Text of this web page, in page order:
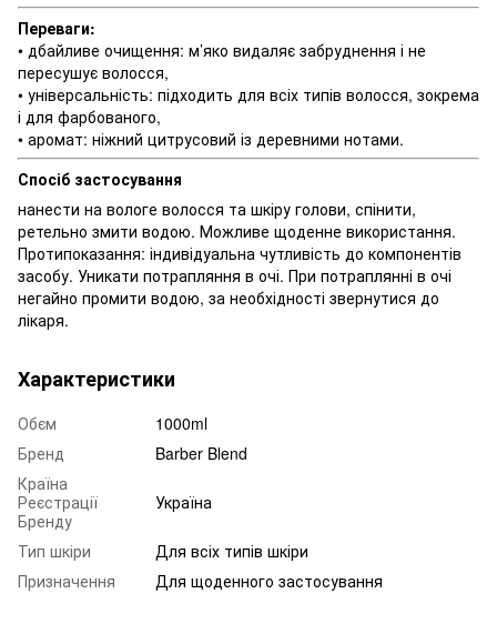
Переваги:
• дбайливе очищення: м’яко видаляє забруднення і не
пересушує волосся,
• універсальність: підходить для всіх типів волосся, зокрема
і для фарбованого,
• аромат: ніжний цитрусовий із деревними нотами.
Спосіб застосування
нанести на вологе волосся та шкіру голови, спінити,
ретельно змити водою. Можливе щоденне використання.
Протипоказання: індивідуальна чутливість до компонентів
засобу. Уникати потрапляння в очі. При потраплянні в очі
негайно промити водою, за необхідності звернутися до
лікаря.
Характеристики
Обєм
1000ml
Бренд
Barber Blend
Країна
Реєстрації
Бренду
Україна
Тип шкіри
Для всіх типів шкіри
Призначення
Для щоденного застосування